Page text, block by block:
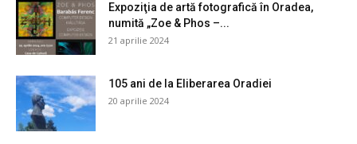
Expoziţia de artă fotografică în Oradea,
numită „Zoe & Phos –...
21 aprilie 2024
105 ani de la Eliberarea Oradiei
20 aprilie 2024